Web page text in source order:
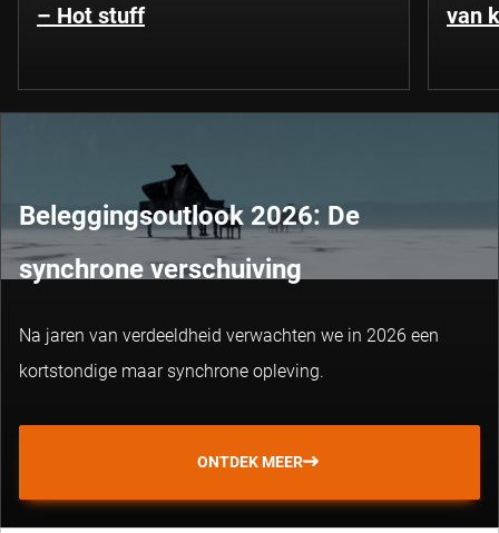
– Hot stuff
van
Beleggingsoutlook 2026: De
synchrone verschuiving
Na jaren van verdeeldheid verwachten we in 2026 een
kortstondige maar synchrone opleving.
ONTDEK MEER